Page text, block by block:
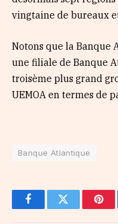
vingtaine de bureaux et
Notons que la Banque
une filiale de Banque
troisème plus grand
UEMOA en termes de
Banque Atlantique
FacebookTwitter